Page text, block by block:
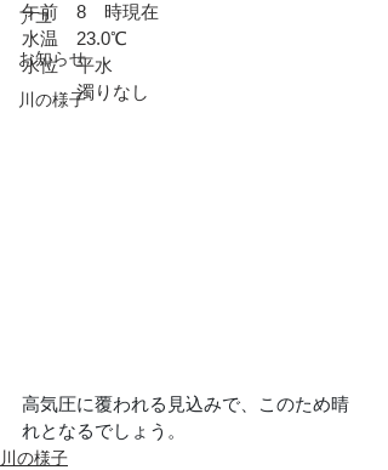
アユ
お知らせ
川の様子
午前　8　時現在
水温　23.0℃
水位　平水
濁りなし
高気圧に覆われる見込みで、このため晴
れとなるでしょう。
川の様子